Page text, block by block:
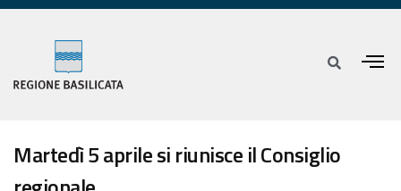
Martedì 5 aprile si riunisce il Consiglio